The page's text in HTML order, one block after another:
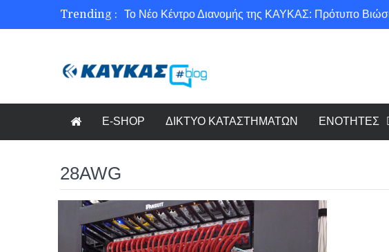
Trending :
Το Νέο Κέντρο Διανομής της ΚΑΥΚΑΣ: Πρότυπο
Ασφάλεια στο Διαδίκτυο για όλους!
E-SHOP ΔΙΚΤΥΟ ΚΑΤΑΣΤΗΜΑΤΩΝ ΕΝΟΤΗΤΕΣ
28AWG